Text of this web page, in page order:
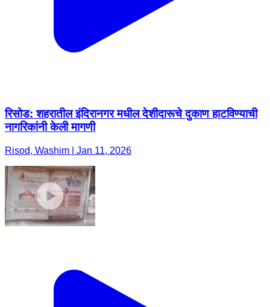
रिसोड: शहरातील इंदिरानगर मधील देशीदारूचे दुकाण हाटविण्याची
नागरिकांनी केली मागणी
Risod, Washim | Jan 11, 2026